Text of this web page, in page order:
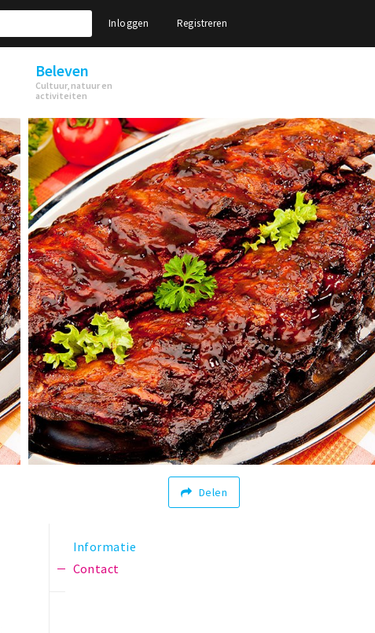
Inloggen Registreren
Beleven
Cultuur, natuur en
activiteiten
Delen
Informatie
Contact